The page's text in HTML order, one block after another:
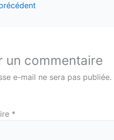
un commentaire
e-mail ne sera pas publiée.
*